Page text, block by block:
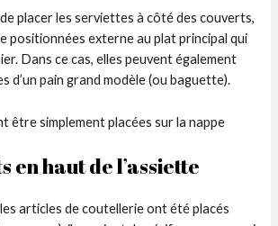
placer les serviettes à côté des couverts,
positionnées externe au plat principal qui
Dans ce cas, elles peuvent également
d’un pain grand modèle (ou baguette).
être simplement placées sur la nappe
en haut de l’assiette
articles de coutellerie ont été placés